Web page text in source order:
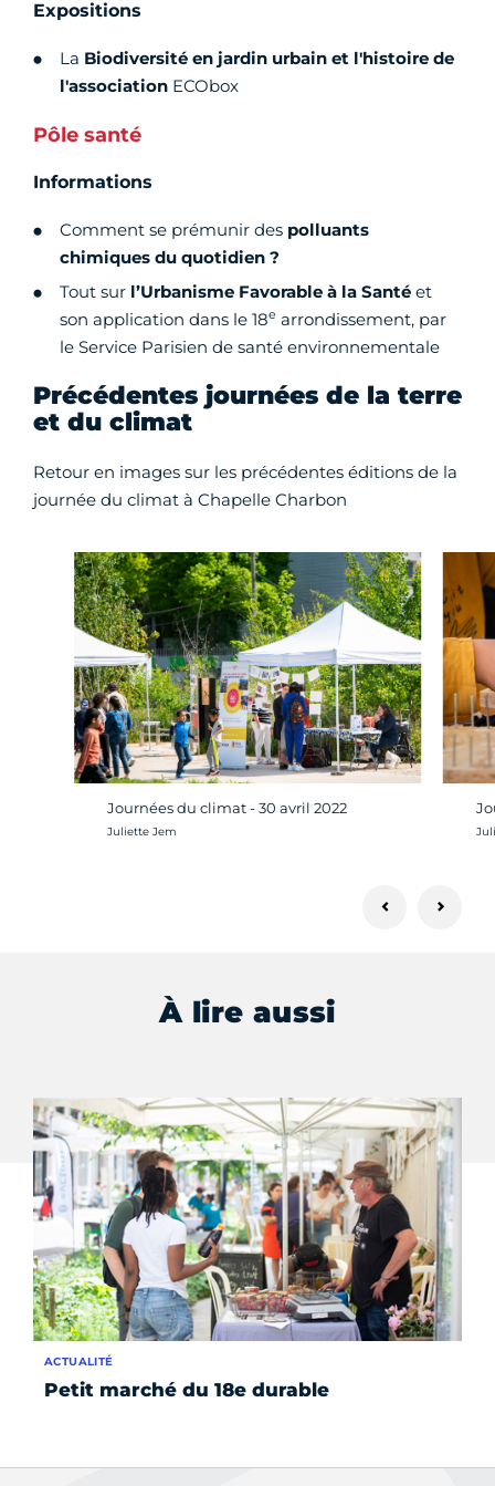
Expositions
La Biodiversité en jardin urbain et l'histoire de
l'association ECObox
Pôle santé
Informations
Comment se prémunir des polluants
chimiques du quotidien ?
Tout sur l’Urbanisme Favorable à la Santé et
son application dans le 18e arrondissement, par
le Service Parisien de santé environnementale
Précédentes journées de la terre
et du climat
Retour en images sur les précédentes éditions de la
journée du climat à Chapelle Charbon
Journées du climat - 30 avril 2022
Crédit photo :
Juliette Jem
À lire aussi
Petit marché du 18e durable
ACTUALITÉ